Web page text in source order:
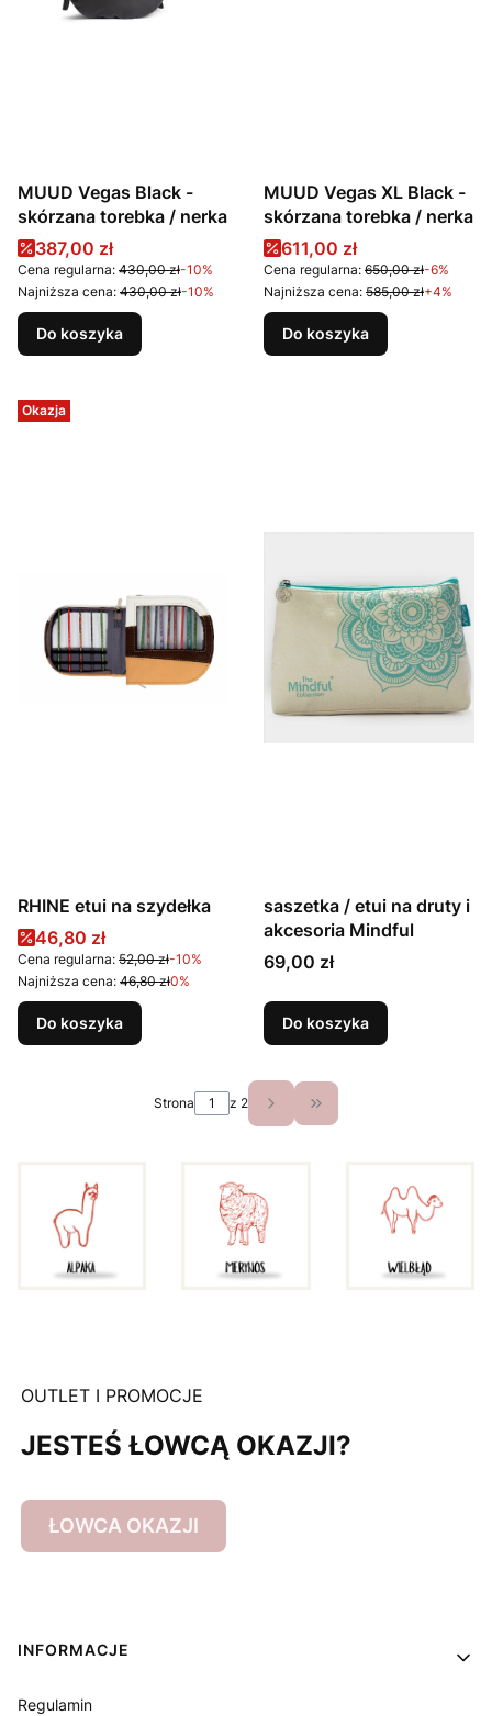
MUUD Vegas Black -
skórzana torebka / nerka
Cena promocyjna
387,00 zł
Cena regularna: 430,00 zł-10%
Najniższa cena: 430,00 zł-10%
Do koszyka
MUUD Vegas XL Black -
skórzana torebka / nerka
Cena promocyjna
611,00 zł
Cena regularna: 650,00 zł-6%
Najniższa cena: 585,00 zł+4%
Do koszyka
Okazja
RHINE etui na szydełka
Cena promocyjna
46,80 zł
Cena regularna: 52,00 zł-10%
Najniższa cena: 46,80 zł0%
Do koszyka
saszetka / etui na druty i
akcesoria Mindful
Cena
69,00 zł
Do koszyka
Strona z 2 Przejdź do ostatniej
OUTLET I PROMOCJE
JESTEŚ ŁOWCĄ OKAZJI?
ŁOWCA OKAZJI
Linki w stopce
INFORMACJE
Regulamin